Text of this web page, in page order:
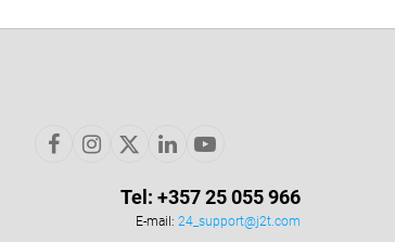
Tel: +357 25 055 966
E-mail: 24_support@j2t.com